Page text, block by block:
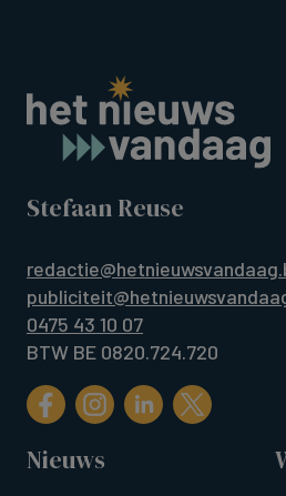
Stefaan Reuse
0475 43 10 07
BTW BE 0820.724.720
Nieuws